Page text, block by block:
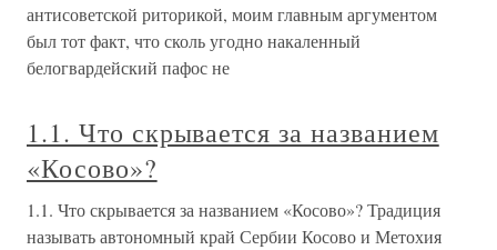
антисоветской риторикой, моим главным аргументом
был тот факт, что сколь угодно накаленный
белогвардейский пафос не
1.1. Что скрывается за названием
«Косово»?
1.1. Что скрывается за названием «Косово»? Традиция
называть автономный край Сербии Косово и Метохия